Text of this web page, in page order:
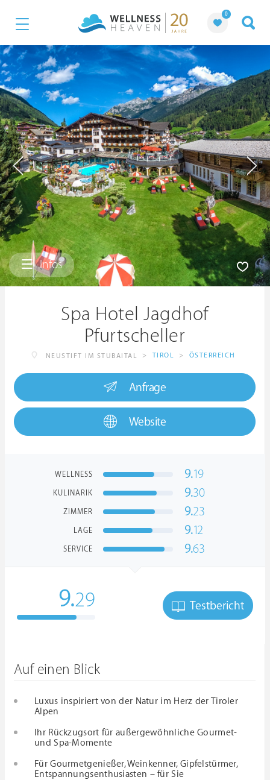
0
Infos
Spa Hotel Jagdhof
Pfurtscheller
NEUSTIFT IM STUBAITAL > TIROL > ÖSTERREICH
Anfrage
Website
WELLNESS 9.19
KULINARIK 9.30
ZIMMER 9.23
LAGE 9.12
SERVICE 9.63
9.29 Testbericht
Auf einen Blick
Luxus inspiriert von der Natur im Herz der Tiroler
Alpen
Ihr Rückzugsort für außergewöhnliche Gourmet-
und Spa-Momente
Für Gourmetgenießer, Weinkenner, Gipfelstürmer,
Entspannungsenthusiasten – für Sie